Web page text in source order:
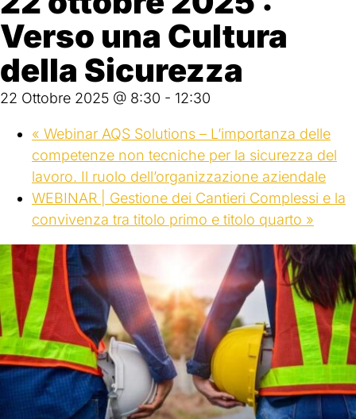
Verso una Cultura
della Sicurezza
22 Ottobre 2025 @ 8:30 - 12:30
« Webinar AQS Solutions – L’importanza delle
competenze non tecniche per la sicurezza del
lavoro. Il ruolo dell’organizzazione aziendale
WEBINAR | Gestione dei Cantieri Complessi e la
convivenza tra titolo primo e titolo quarto »